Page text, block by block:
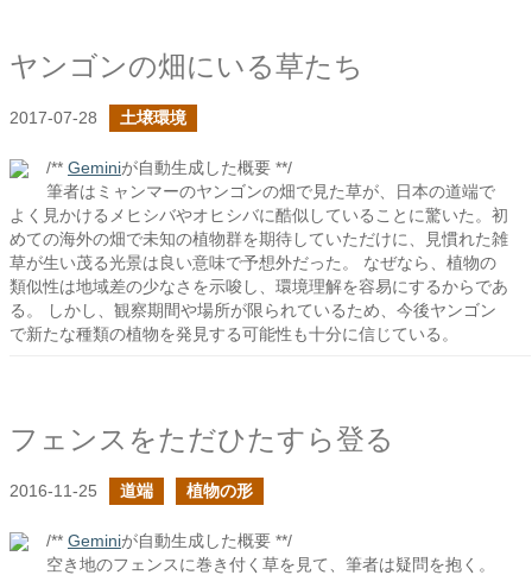
ヤンゴンの畑にいる草たち
2017-07-28 土壌環境
/** Geminiが自動生成した概要 **/
筆者はミャンマーのヤンゴンの畑で見た草が、日本の道端で
よく見かけるメヒシバやオヒシバに酷似していることに驚いた。初
めての海外の畑で未知の植物群を期待していただけに、見慣れた雑
草が生い茂る光景は良い意味で予想外だった。 なぜなら、植物の
類似性は地域差の少なさを示唆し、環境理解を容易にするからであ
る。 しかし、観察期間や場所が限られているため、今後ヤンゴン
で新たな種類の植物を発見する可能性も十分に信じている。
フェンスをただひたすら登る
2016-11-25 道端 植物の形
/** Geminiが自動生成した概要 **/
空き地のフェンスに巻き付く草を見て、筆者は疑問を抱く。